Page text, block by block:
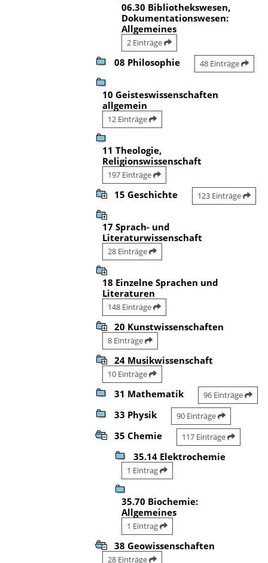
06.30 Bibliothekswesen,
Dokumentationswesen:
Allgemeines
2 Einträge
08 Philosophie 48 Einträge
10 Geisteswissenschaften
allgemein
12 Einträge
11 Theologie,
Religionswissenschaft
197 Einträge
15 Geschichte 123 Einträge
17 Sprach- und
Literaturwissenschaft
28 Einträge
18 Einzelne Sprachen und
Literaturen
148 Einträge
20 Kunstwissenschaften
8 Einträge
24 Musikwissenschaft
10 Einträge
31 Mathematik 96 Einträge
33 Physik 90 Einträge
35 Chemie 117 Einträge
35.14 Elektrochemie
1 Eintrag
35.70 Biochemie:
Allgemeines
1 Eintrag
38 Geowissenschaften
28 Einträge